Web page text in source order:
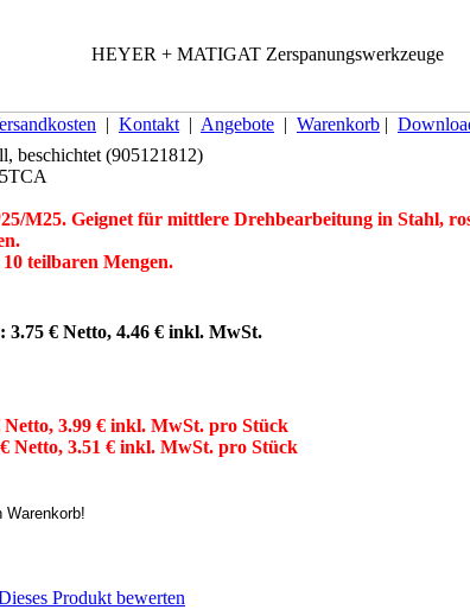
HEYER + MATIGAT Zerspanungswerkzeuge
| Kontakt | Angebote | Warenkorb |
beschichtet (905121812)
M25. Geignet für mittlere Drehbearbeitung in Stahl,
teilbaren Mengen.
3.75 € Netto, 4.46 € inkl. MwSt.
Netto, 3.99 € inkl. MwSt. pro Stück
Netto, 3.51 € inkl. MwSt. pro Stück
Produkt bewerten